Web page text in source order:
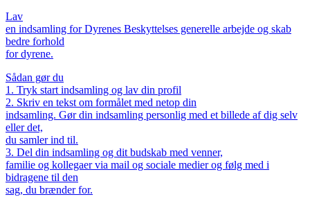
Lav
en indsamling for Dyrenes Beskyttelses generelle arbejde og skab
bedre forhold
for dyrene.
Sådan gør du
1. Tryk start indsamling og lav din profil
2. Skriv en tekst om formålet med netop din
indsamling. Gør din indsamling personlig med et billede af dig selv
eller det,
du samler ind til.
3. Del din indsamling og dit budskab med venner,
familie og kollegaer via mail og sociale medier og følg med i
bidragene til den
sag, du brænder for.